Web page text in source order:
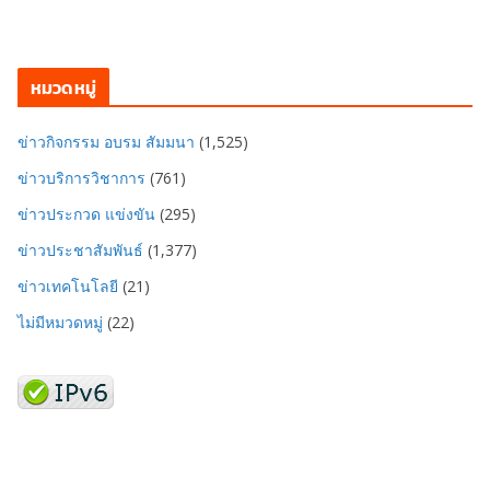
หมวดหมู่
ข่าวกิจกรรม อบรม สัมมนา (1,525)
ข่าวบริการวิชาการ (761)
ข่าวประกวด แข่งขัน (295)
ข่าวประชาสัมพันธ์ (1,377)
ข่าวเทคโนโลยี (21)
ไม่มีหมวดหมู่ (22)